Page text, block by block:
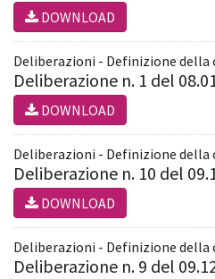
DOWNLOAD
Deliberazioni - Definizione della
Deliberazione n. 1 del
DOWNLOAD
Deliberazioni - Definizione della
Deliberazione n. 10 del
DOWNLOAD
Deliberazioni - Definizione della
Deliberazione n. 9 del